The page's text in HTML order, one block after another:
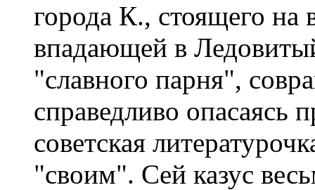
города К., стоящего на
впадающей в
"славного парня",
справедливо опасаясь
советская
"своим". Сей казус